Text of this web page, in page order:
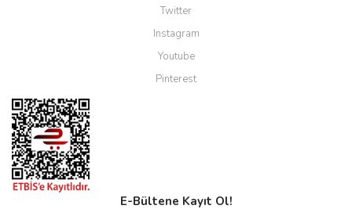
Twitter
Instagram
Youtube
Pinterest
E-Bültene Kayıt Ol!